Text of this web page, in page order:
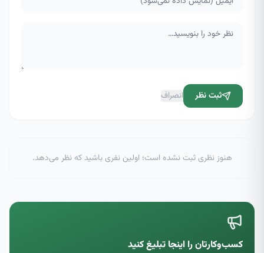
ثبت نظر انصراف
هنوز نظری ثبت نشده است؛ اولین نفری باشید که نظر می‌دهد.
کسب‌وکارتان را اینجا تبلیغ کنید